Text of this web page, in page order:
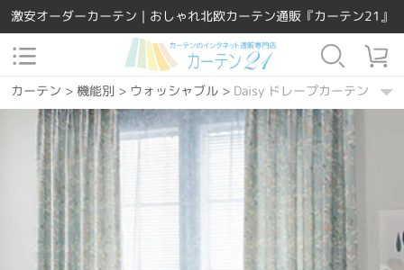
激安オーダーカーテン｜おしゃれ北欧カーテン通販『カーテン21』
カーテン > 機能別> ウォッシャブル> Daisy ドレープカーテン
カーテン>素材>ポリエステル>Daisy ドレープカーテン
カーテン>場所で選ぶ>寝室
Daisy ドレープカーテン
カーテン>Easy Order
Daisy ドレープカーテン
カーテン >柄 >
Daisy ドレープカーテン
カーテン>柄
Daisy ドレープカーテン
カーテン
>デザインテイスト ナチュラル
Daisy ドレープカーテ
カーテン>カラー >
Daisy ドレープカーテン